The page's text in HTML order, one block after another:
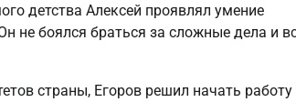
детства Алексей проявлял умение
не боялся браться за сложные дела и
страны, Егоров решил начать работу